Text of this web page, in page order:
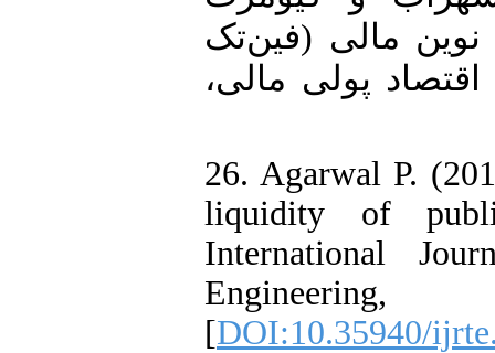
نوین مالی (فین‌تک
پولی مالی،
26. Agarwal P.
liquidity of
International
[DOI:10.35940/